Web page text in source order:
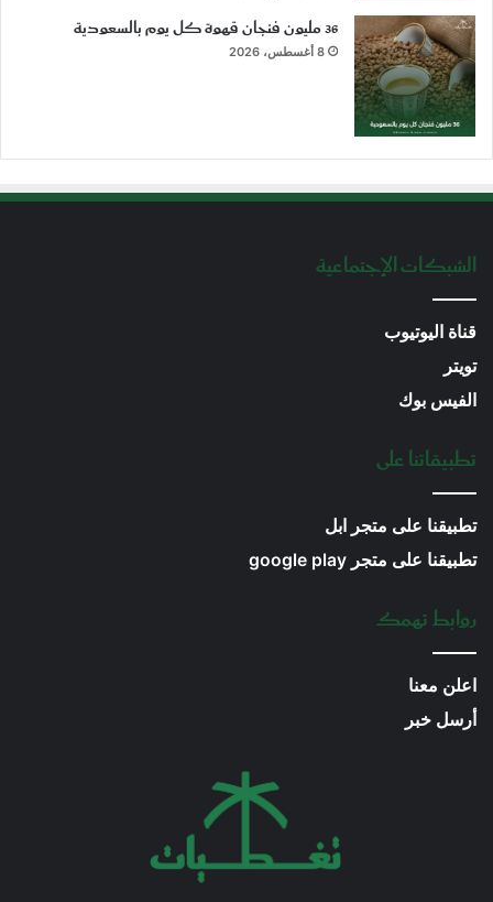
36 مليون فنجان قهوة كل يوم بالسعودية
8 أغسطس، 2026
الشبكات الإجتماعية
قناة اليوتيوب
تويتر
الفيس بوك
تطبيقاتنا على
تطبيقنا على متجر ابل
تطبيقنا على متجر google play
روابط تهمك
اعلن معنا
أرسل خبر